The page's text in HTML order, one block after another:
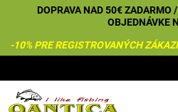
DOPRAVA NAD 50€ ZADARMO
OBJEDNÁVKE
-10% PRE REGISTROVANÝCH